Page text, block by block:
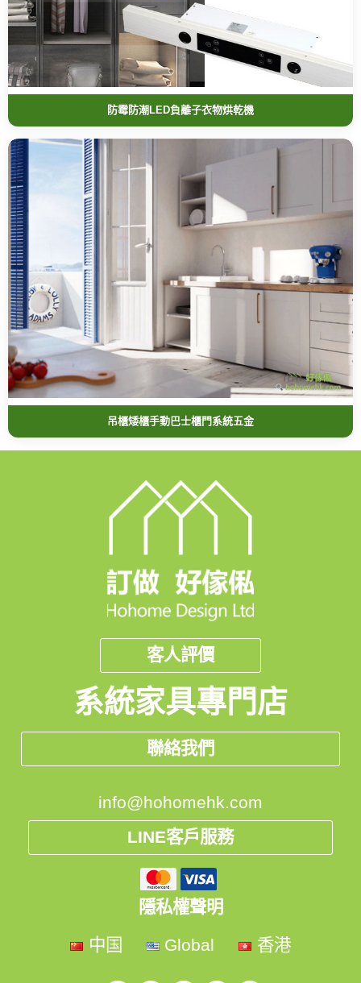
防霉防潮LED負離子衣物烘乾機
吊櫃矮櫃手動巴士櫃門系統五金
客人評價
系統家具專門店
聯絡我們
info@hohomehk.com
LINE客戶服務
隱私權聲明
中国
Global 香港